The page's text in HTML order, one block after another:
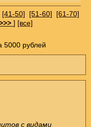
[41-50] [51-60]
[61-70]
] [все]
5000 рублей
с видами